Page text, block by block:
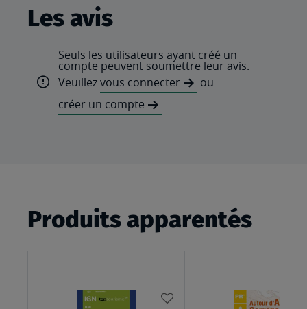
Les avis
Seuls les utilisateurs ayant créé un
compte peuvent soumettre leur avis.
Veuillezvous connecter
ou
créer un compte
Produits apparentés